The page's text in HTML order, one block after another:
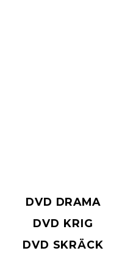
DVD DRAMA
DVD KRIG
DVD SKRÄCK